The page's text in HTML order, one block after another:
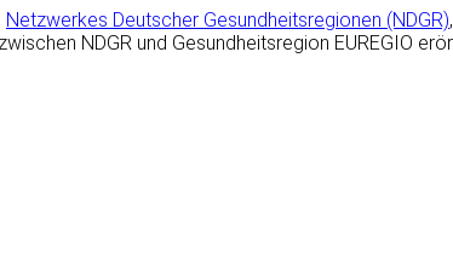
Netzwerkes Deutscher Gesundheitsregionen (NDGR)
NDGR und Gesundheitsregion EUREGIO